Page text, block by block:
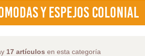
y Espejos Colonial
17 artículos en esta categoría